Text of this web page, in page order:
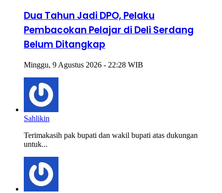
Dua Tahun Jadi DPO, Pelaku
Pembacokan Pelajar di Deli Serdang
Belum Ditangkap
Minggu, 9 Agustus 2026 - 22:28 WIB
Sahlikin
Terimakasih pak bupati dan wakil bupati atas dukungan
untuk...